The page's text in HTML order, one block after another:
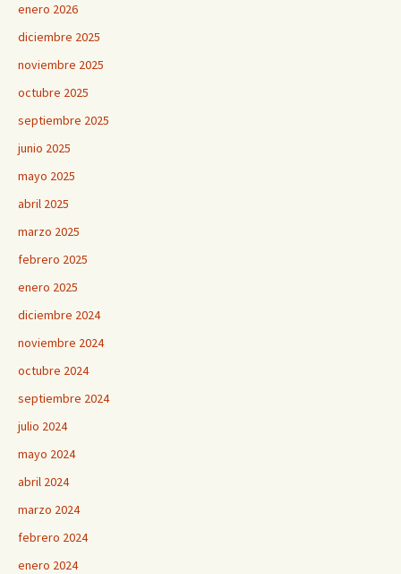
enero 2026
diciembre 2025
noviembre 2025
octubre 2025
septiembre 2025
junio 2025
mayo 2025
abril 2025
marzo 2025
febrero 2025
enero 2025
diciembre 2024
noviembre 2024
octubre 2024
septiembre 2024
julio 2024
mayo 2024
abril 2024
marzo 2024
febrero 2024
enero 2024